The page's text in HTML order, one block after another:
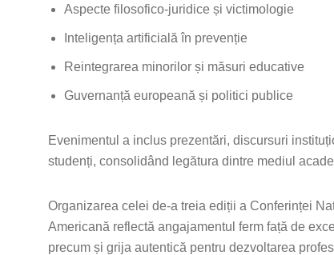
Aspecte filosofico-juridice și victimologie
Inteligența artificială în prevenție
Reintegrarea minorilor și măsuri educative
Guvernanță europeană și politici publice
Evenimentul a inclus prezentări, discursuri
studenți, consolidând legătura dintre mediul
Organizarea celei de-a treia ediții a Conferinței
Americană reflectă angajamentul ferm față de
precum și grija autentică pentru dezvoltarea